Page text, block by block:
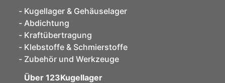
Kugellager & Gehäuselager
Abdichtung
Kraftübertragung
Klebstoffe & Schmierstoffe
Zubehör und Werkzeuge
Über 123Kugellager